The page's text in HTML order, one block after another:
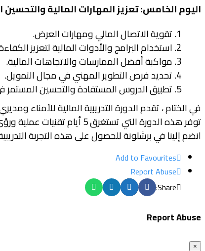
اليوم الخامس: تعزيز المهارات المالية
1. تقوية الاتصال المالي ومهارات العرض.
2. استخدام البرامج والأدوات المالية لتعزيز الكفاءة.
3. مواكبة أفضل الممارسات والاتجاهات المالية.
4. تحديد فرص التطوير المهني في مجال التمويل.
5. تطبيق الدروس المستفادة والتحسين المستمر في الإدارة المالية.
في الختام ، تقدم الدورة التدريبية المالية للأمناء
توفر هذه الدورة التي
انضم إلينا في برشلونة للحصول على هذه التجربة
Add to Favourites
Report Abuse
Share:
Report Abuse
×